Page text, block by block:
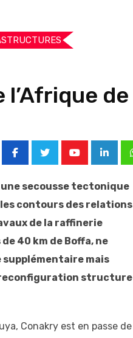
de
secousse tectonique
contours des relations
de la raffinerie
40 km de Boffa, ne
mais
reconfiguration
Conakry est en passe de